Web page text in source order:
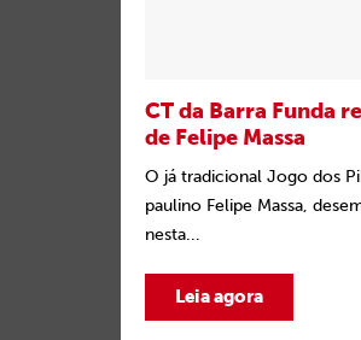
CT da Barra Funda
de Felipe Massa
O já tradicional Jogo dos
paulino Felipe Massa,
nesta...
Leia agora